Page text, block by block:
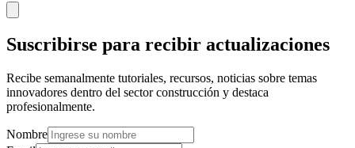
Suscribirse para recibir actualizaciones
Recibe semanalmente tutoriales, recursos, noticias sobre temas
innovadores dentro del sector construcción y destaca
profesionalmente.
Nombre